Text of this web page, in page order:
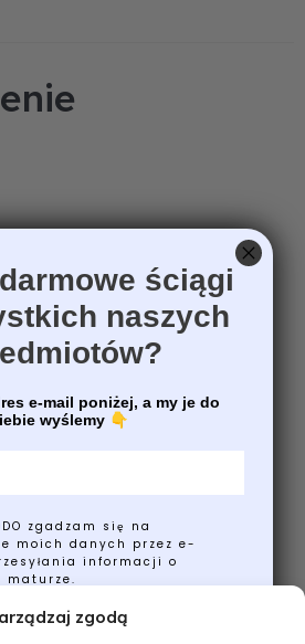
zgodą
ściągi
naszych
e-mail poniżej, a my je do
wyślemy 👇
zgadzam się na
moich danych przez e-
informacji o
maturze.